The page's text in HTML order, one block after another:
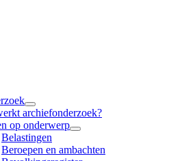
archiefonderzoek?
op onderwerp
Belastingen
Beroepen en ambachten